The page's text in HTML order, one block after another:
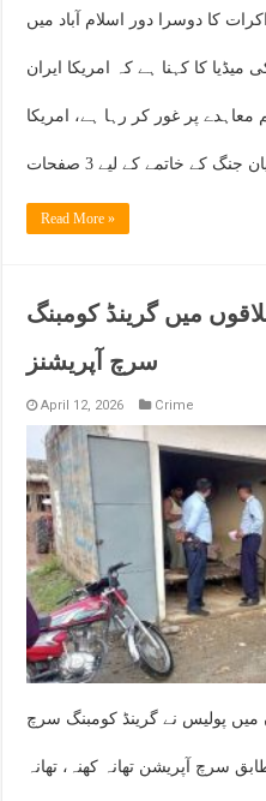
کا دوسرا دور اسلام آباد میں
میڈیا کا کہنا ہے کہ امریکا ایران
معاہدے پر غور کر رہا ہے، امریکا
Read More »
میں گرینڈ کومبنگ
سرچ آپریشنز
April 12, 2026 Crime
میں پولیس نے گرینڈ کومبنگ سرچ
سرچ آپریشن تھانہ کھنہ، تھانہ